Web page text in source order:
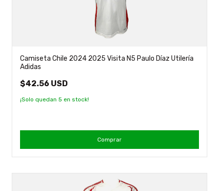
Camiseta Chile 2024 2025 Visita N5 Paulo Díaz Utilería
Adidas
$42.56 USD
¡Solo quedan 5 en stock!
Comprar